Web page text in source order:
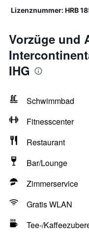
Lizenznummer: HRB
Vorzüge und
IHG
Schwimmbad
Fitnesscenter
Restaurant
Bar/Lounge
Zimmerservice
Gratis WLAN
Tee-/